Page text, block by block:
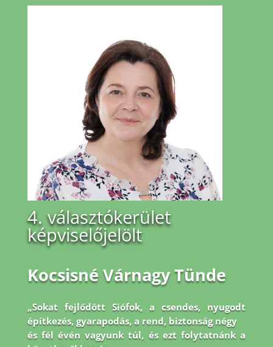
4. választókerület
képviselőjelölt
Kocsisné Várnagy Tünde
„Sokat fejlődött Siófok, a csendes, nyugodt
építkezés, gyarapodás, a rend, biztonság négy
és fél évén vagyunk túl, és ezt folytatnánk a